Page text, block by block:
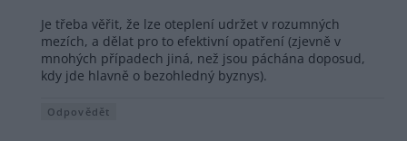
Je třeba věřit, že lze oteplení udržet v rozumných
mezích, a dělat pro to efektivní opatření (zjevně v
mnohých případech jiná, než jsou páchána doposud,
kdy jde hlavně o bezohledný byznys).
Odpovědět